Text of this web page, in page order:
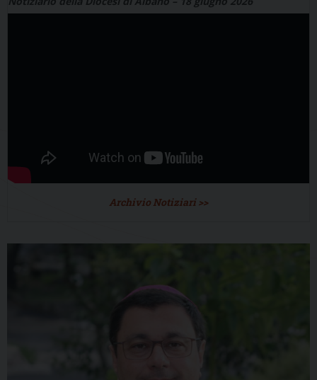
Archivio Notiziari >>